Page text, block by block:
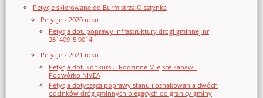
Petycje skierowane do Burmistrza Olsztynka
Petycje z 2020 roku
Petycja dot. poprawy infrastruktury drogi gminnej nr
281409_5.0014
Petycje z 2021 roku
Petycja dot. konkursu: Rodzinne Miejsce Zabaw -
Podwórko NIVEA
Petycja dotycząca poprawy stanu i oznakowania dwóch
odcinków dróg gminnych biegących do granicy gminy